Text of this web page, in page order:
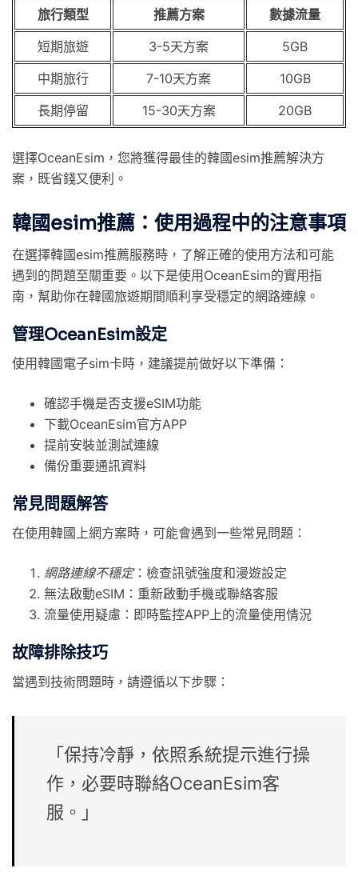
旅行類型 推薦方案
數據流量
短期旅遊
3-5天方案
5GB
中期旅行
7-10天方案
10GB
長期停留
15-30天方案 20GB
選擇OceanEsim，您將獲得最佳的韓國esim推薦解決方
案，既省錢又便利。
韓國esim推薦：使用過程中的注意事項
在選擇韓國esim推薦服務時，了解正確的使用方法和可能
遇到的問題至關重要。以下是使用OceanEsim的實用指
南，幫助你在韓國旅遊期間順利享受穩定的網路連線。
管理OceanEsim設定
使用韓國電子sim卡時，建議提前做好以下準備：
確認手機是否支援eSIM功能
下載OceanEsim官方APP
提前安裝並測試連線
備份重要通訊資料
常見問題解答
在使用韓國上網方案時，可能會遇到一些常見問題：
網路連線不穩定：檢查訊號強度和漫遊設定
無法啟動eSIM：重新啟動手機或聯絡客服
流量使用疑慮：即時監控APP上的流量使用情況
故障排除技巧
當遇到技術問題時，請遵循以下步驟：
「保持冷靜，依照系統提示進行操
作，必要時聯絡OceanEsim客
服。」